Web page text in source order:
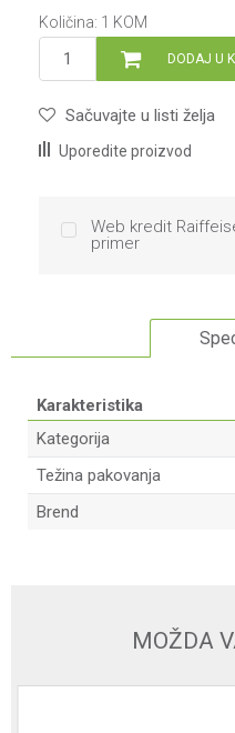
Količina: 1 KOM
DODAJ U
Sačuvajte u listi želja
Uporedite proizvod
Web kredit
primer
Karakteristika
Kategorija
Težina pakovanja
Brend
MOŽDA